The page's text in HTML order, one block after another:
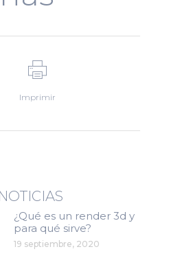
Imprimir
¿Qué es un render 3d y
para qué sirve?
19 septiembre, 2020